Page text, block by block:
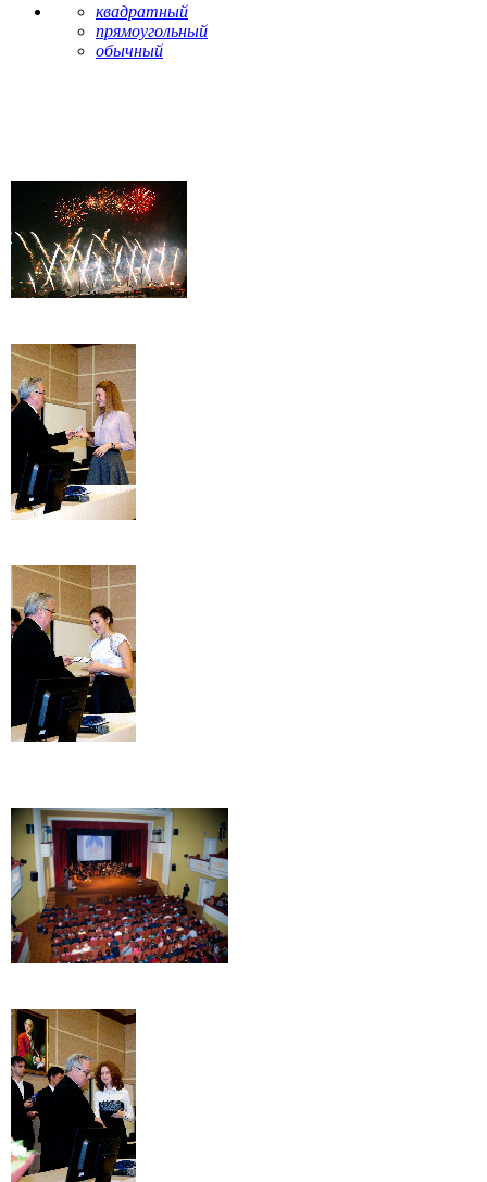
квадратный
прямоугольный
обычный